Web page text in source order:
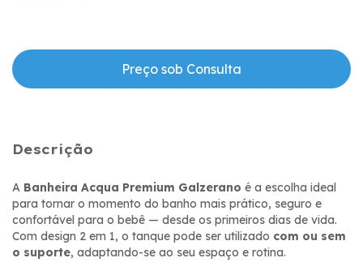
Descrição
A Banheira Acqua Premium Galzerano é a escolha ideal
para tornar o momento do banho mais prático, seguro e
confortável para o bebê — desde os primeiros dias de vida.
Com design 2 em 1, o tanque pode ser utilizado com ou sem
o suporte, adaptando-se ao seu espaço e rotina.